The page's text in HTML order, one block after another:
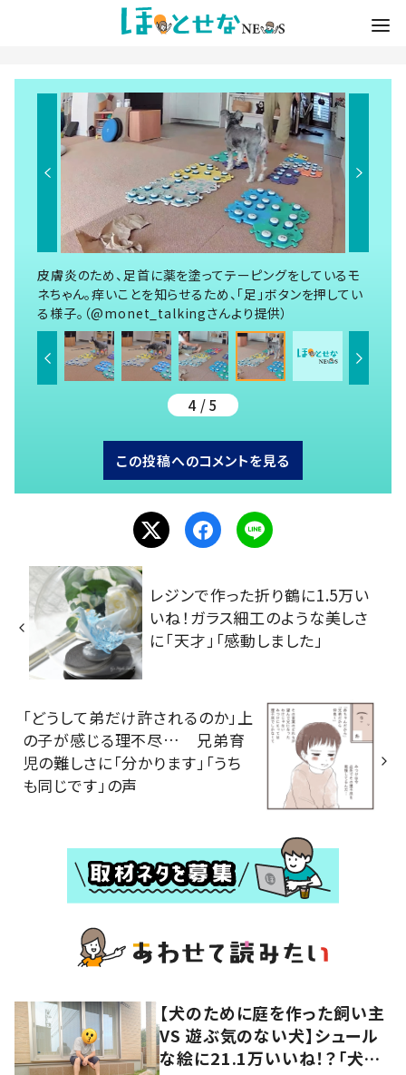
皮膚炎のため、足首に薬を塗ってテーピングをしているモ
ネちゃん。痒いことを知らせるため、「足」ボタンを押してい
る様子。（@monet_talkingさんより提供）
4 / 5
この投稿へのコメントを見る
レジンで作った折り鶴に1.5万い
いね！ガラス細工のような美しさ
に「天才」「感動しました」
「どうして弟だけ許されるのか」上
の子が感じる理不尽… 兄弟育
児の難しさに「分かります」「うち
も同じです」の声
【犬のために庭を作った飼い主
VS 遊ぶ気のない犬】シュール
な絵に21.1万いいね！？「犬の